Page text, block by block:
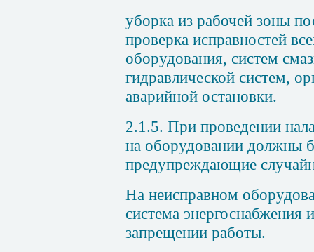
уборка из рабочей зоны
проверка исправностей
оборудования, систем
гидравлической систем,
аварийной остановки.
2.1.5. При проведении
на оборудовании должны
предупреждающие
На неисправном
система энергоснабжения
запрещении работы.